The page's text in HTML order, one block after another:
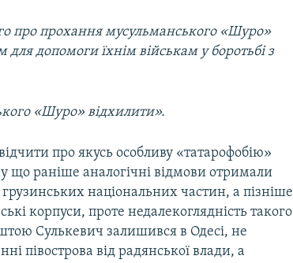
про прохання мусульманського «Шуро»
для допомоги їхнім військам у боротьбі з
«Шуро» відхилити».
про якусь особливу «татарофобію»
що раніше аналогічні відмови отримали
національних частин, а пізніше
корпуси, проте недалекоглядність такого
Сулькевич залишився в Одесі, не
півострова від радянської влади, а